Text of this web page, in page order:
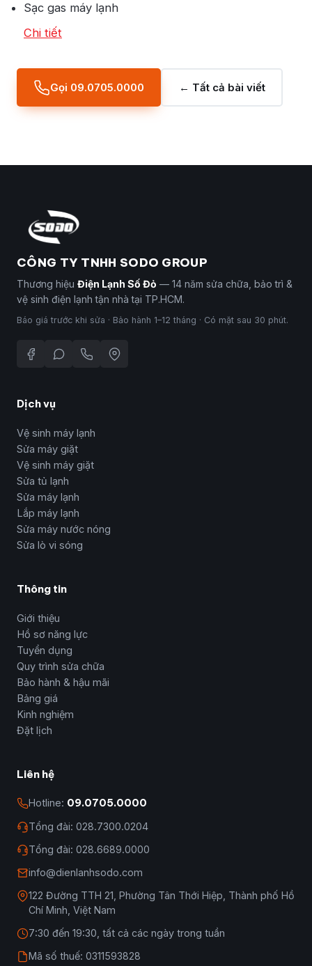
Sạc gas máy lạnh
Chi tiết
Gọi 09.0705.0000 ← Tất cả bài viết
CÔNG TY TNHH SODO GROUP
Thương hiệu Điện Lạnh Số Đỏ — 14 năm sửa chữa, bảo trì &
vệ sinh điện lạnh tận nhà tại TP.HCM.
Báo giá trước khi sửa · Bảo hành 1–12 tháng · Có mặt sau 30 phút.
Dịch vụ
Vệ sinh máy lạnh
Sửa máy giặt
Vệ sinh máy giặt
Sửa tủ lạnh
Sửa máy lạnh
Lắp máy lạnh
Sửa máy nước nóng
Sửa lò vi sóng
Thông tin
Giới thiệu
Hồ sơ năng lực
Tuyển dụng
Quy trình sửa chữa
Bảo hành & hậu mãi
Bảng giá
Kinh nghiệm
Đặt lịch
Liên hệ
Hotline: 09.0705.0000
Tổng đài: 028.7300.0204
Tổng đài: 028.6689.0000
info@dienlanhsodo.com
122 Đường TTH 21, Phường Tân Thới Hiệp, Thành phố Hồ
Chí Minh, Việt Nam
7:30 đến 19:30, tất cả các ngày trong tuần
Mã số thuế: 0311593828